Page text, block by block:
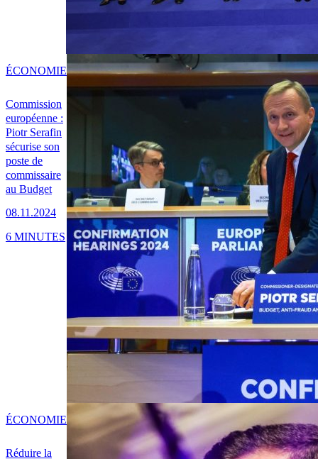
Commission
européenne :
Piotr Serafin
sécurise son
poste de
commissaire
au Budget
08.11.2024
ÉCONOMIE
6 MINUTES
Réduire la
ÉCONOMIE